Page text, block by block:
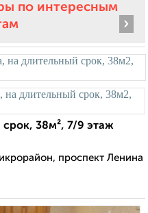
по интересным
›
срок, 38м², 7/9 этаж
проспект Ленина